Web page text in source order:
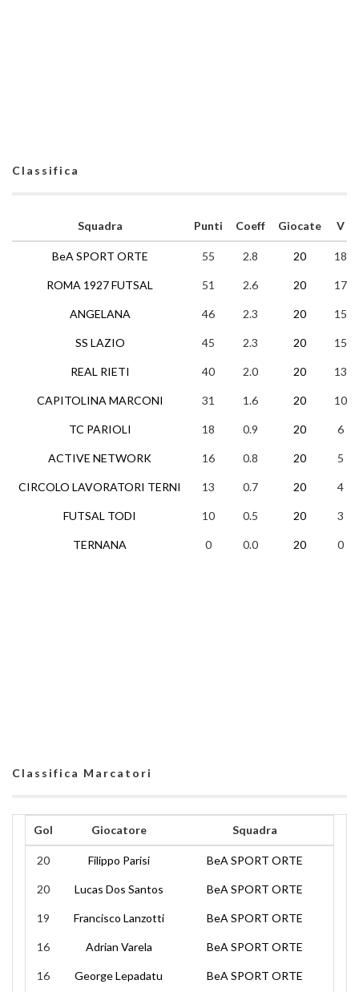
Classifica
Squadra
BeA SPORT ORTE
ROMA 1927 FUTSAL
ANGELANA
SS LAZIO
REAL RIETI
CAPITOLINA MARCONI
TC PARIOLI
ACTIVE NETWORK
CIRCOLO LAVORATORI TERNI
FUTSAL TODI
TERNANA
Punti Coeff Giocate V
55 2.8 20 18
51 2.6 20 17
46 2.3 20 15
45 2.3 20 15
40 2.0 20 13
31 1.6 20 10
18 0.9 20 6
16 0.8 20 5
13 0.7 20 4
10 0.5 20 3
0 0.0 20 0
Classifica Marcatori
Gol Giocatore Squadra
20 Filippo Parisi BeA SPORT ORTE
20 Lucas Dos Santos BeA SPORT ORTE
19 Francisco Lanzotti BeA SPORT ORTE
16 Adrian Varela BeA SPORT ORTE
16 George Lepadatu BeA SPORT ORTE